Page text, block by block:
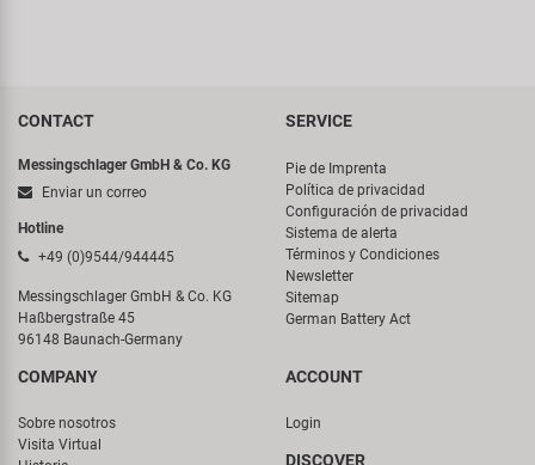
CONTACT
Messingschlager GmbH & Co. KG
Enviar un correo
Hotline
+49 (0)9544/944445
Messingschlager GmbH & Co. KG
Haßbergstraße 45
96148 Baunach-Germany
SERVICE
Pie de Imprenta
Política de privacidad
Configuración de privacidad
Sistema de alerta
Términos y Condiciones
Newsletter
Sitemap
German Battery Act
COMPANY
Sobre nosotros
Visita Virtual
ACCOUNT
Login
DISCOVER